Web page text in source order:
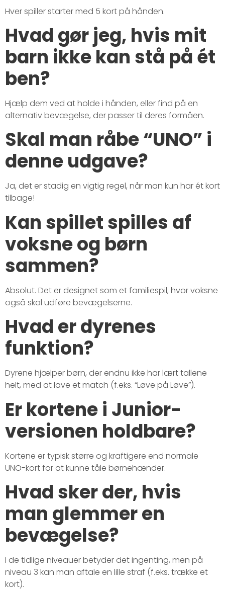
Hver spiller starter med 5 kort på hånden.
Hvad gør jeg, hvis mit
barn ikke kan stå på ét
ben?
Hjælp dem ved at holde i hånden, eller find på en
alternativ bevægelse, der passer til deres formåen.
Skal man råbe “UNO” i
denne udgave?
Ja, det er stadig en vigtig regel, når man kun har ét kort
tilbage!
Kan spillet spilles af
voksne og børn
sammen?
Absolut. Det er designet som et familiespil, hvor voksne
også skal udføre bevægelserne.
Hvad er dyrenes
funktion?
Dyrene hjælper børn, der endnu ikke har lært tallene
helt, med at lave et match (f.eks. “Løve på Løve”).
Er kortene i Junior-
versionen holdbare?
Kortene er typisk større og kraftigere end normale
UNO-kort for at kunne tåle børnehænder.
Hvad sker der, hvis
man glemmer en
bevægelse?
I de tidlige niveauer betyder det ingenting, men på
niveau 3 kan man aftale en lille straf (f.eks. trække et
kort).